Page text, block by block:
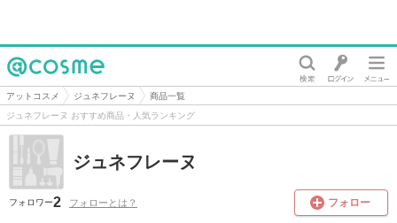
@cosme
アットコスメ ジュネフレーヌ
商品一覧
ジュネフレーヌ おすすめ商品・人気ランキング
ジュネフレーヌ
フォロワー2 フォローとは？ フォロー